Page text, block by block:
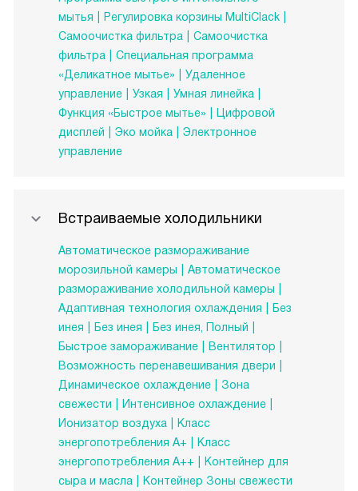
мытья
Регулировка корзины MultiClack
Самоочистка фильтра
Самоочистка
фильтра
Специальная программа
«Деликатное мытье»
Удаленное
управление
Узкая
Умная линейка
Функция «Быстрое мытье»
Цифровой
дисплей
Эко мойка
Электронное
управление
Встраиваемые холодильники
Автоматическое размораживание
морозильной камеры
Автоматическое
размораживание холодильной камеры
Адаптивная технология охлаждения
Без
инея
Без инея
Без инея, Полный
Быстрое замораживание
Вентилятор
Возможность перенавешивания двери
Динамическое охлаждение
Зона
свежести
Интенсивное охлаждение
Ионизатор воздуха
Класс
энергопотребления А+
Класс
энергопотребления А++
Контейнер для
сыра и масла
Контейнер Зоны свежести